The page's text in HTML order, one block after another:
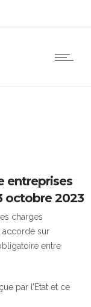
entreprises
octobre 2023
charges
accordé sur
entre
par l’Etat et ce